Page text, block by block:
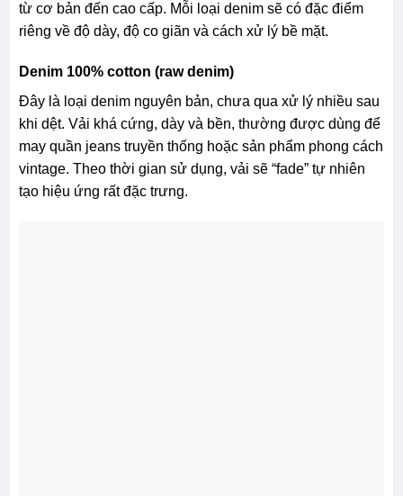
từ cơ bản đến cao cấp. Mỗi loại denim sẽ có đặc điểm
riêng về độ dày, độ co giãn và cách xử lý bề mặt.
Denim 100% cotton (raw denim)
Đây là loại denim nguyên bản, chưa qua xử lý nhiều sau
khi dệt. Vải khá cứng, dày và bền, thường được dùng để
may quần jeans truyền thống hoặc sản phẩm phong cách
vintage. Theo thời gian sử dụng, vải sẽ “fade” tự nhiên
tạo hiệu ứng rất đặc trưng.